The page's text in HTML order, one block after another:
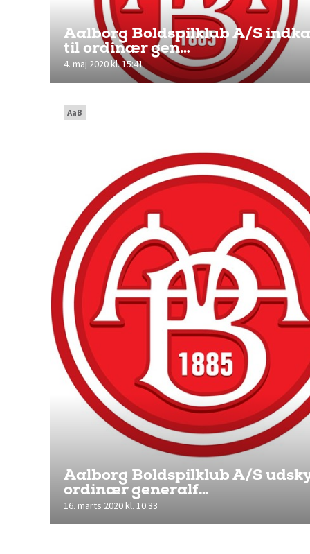
Aalborg Boldspilklub A/S
til ordinær gen…
4. maj 2020 kl. 15:41
Aalborg Boldspilklub A/S
ordinær generalf…
16. marts 2020 kl. 10:33
AaB